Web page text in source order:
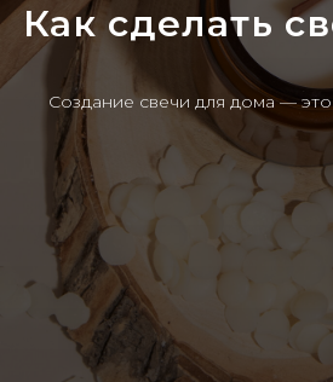
Как сделать
Создание свечи для дома —